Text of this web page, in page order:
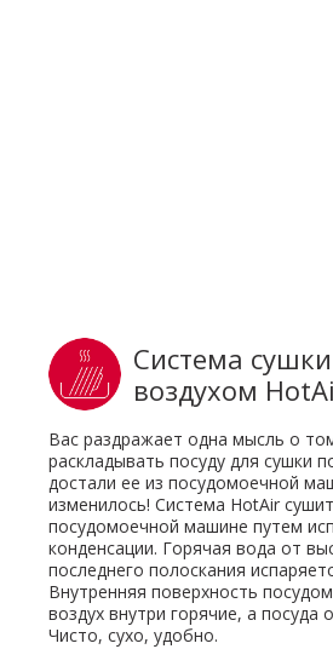
Система
воздухом
Вас раздражает одна мысль о
раскладывать посуду для сушки
достали ее из посудомоечной
изменилось! Система HotAir
посудомоечной машине путем
конденсации. Горячая вода от
последнего полоскания
Внутренняя поверхность
воздух внутри горячие, а посуда
Чисто, сухо, удобно.